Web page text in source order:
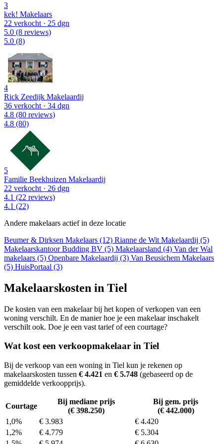
3
kek! Makelaars
22 verkocht · 25 dgn
5.0 (8 reviews)
5.0 (8)
4
Rick Zeedijk Makelaardij
36 verkocht · 34 dgn
4.8 (80 reviews)
4.8 (80)
5
Familie Beekhuizen Makelaardij
22 verkocht · 26 dgn
4.1 (22 reviews)
4.1 (22)
Andere makelaars actief in deze locatie
Beumer & Dirksen Makelaars (12) Rianne de Wit Makelaardij (5)
Makelaarskantoor Budding BV (5) Makelaarsland (4) Van der Wal
makelaars (5) Openbare Makelaardij (3) Van Beusichem Makelaars
(5) HuisPortaal (3)
Makelaarskosten in Tiel
De kosten van een makelaar bij het kopen of verkopen van een
woning verschilt. En de manier hoe je een makelaar inschakelt
verschilt ook. Doe je een vast tarief of een courtage?
Wat kost een verkoopmakelaar in Tiel
Bij de verkoop van een woning in Tiel kun je rekenen op
makelaarskosten tussen € 4.421 en € 5.748 (gebaseerd op de
gemiddelde verkoopprijs).
Courtage
Bij mediane prijs
(€ 398.250)
Bij gem. prijs
(€ 442.000)
1,0%
€ 3.983
€ 4.420
1,2%
€ 4.779
€ 5.304